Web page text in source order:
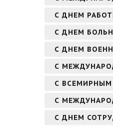
С ДНЕМ
С ДНЕМ
С ДНЕМ
С
С
С
С ДНЕМ